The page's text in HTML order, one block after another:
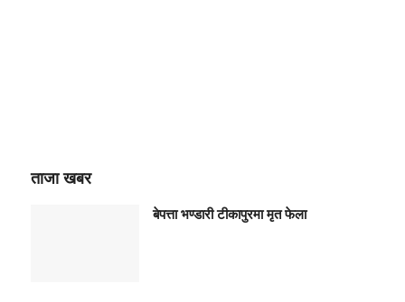
ताजा खबर
बेपत्ता भण्डारी टीकापुरमा मृत फेला